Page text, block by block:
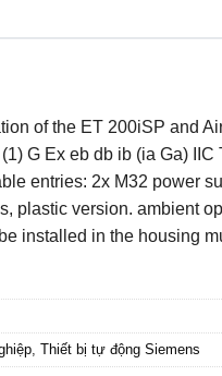
of the ET 200iSP and
G Ex eb db ib (ia Ga) IIC
entries: 2x M32 power
plastic version. ambient
installed in the housing
, Thiết bị tự động Siemens